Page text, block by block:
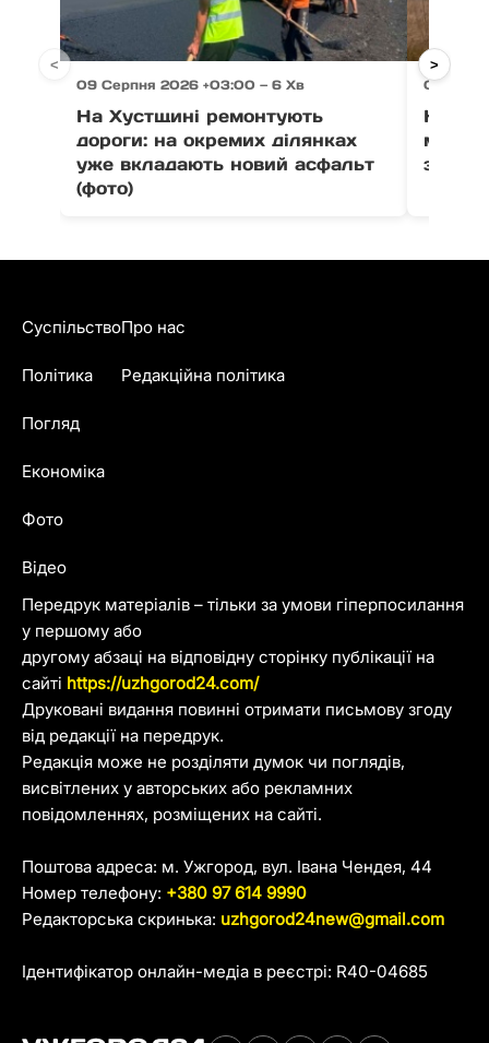
09 Серпня 2026 +03:00 — 6 Хв
На Хустщині ремонтують
дороги: на окремих ділянках
уже вкладають новий асфальт
(фото)
09
На
< >
Передрук матеріалів – тільки за умови гіперпосилання
у першому або
другому абзаці на відповідну сторінку публікації на
сайті https://uzhgorod24.com/
Друковані видання повинні отримати письмову згоду
від редакції на передрук.
Редакція може не розділяти думок чи поглядів,
висвітлених у авторських або рекламних
повідомленнях, розміщених на сайті.
Поштова адреса: м. Ужгород, вул. Івана Чендея, 44
Номер телефону: +380 97 614 9990
Редакторська скринька: uzhgorod24new@gmail.com
Ідентифікатор онлайн-медіа в реєстрі: R40-04685
Суспільство
Політика
Погляд
Економіка
Фото
Відео
Про нас
Редакційна політика